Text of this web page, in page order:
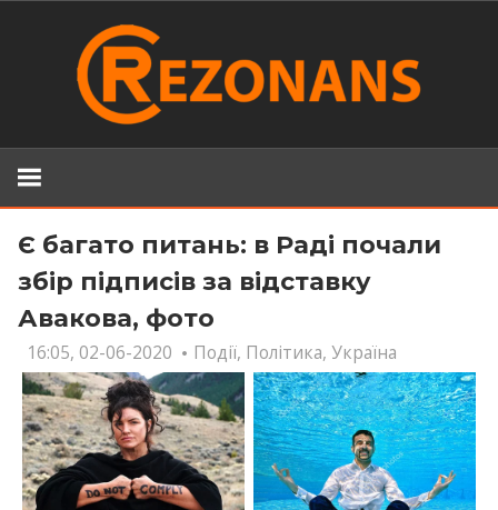
Є багато питань: в Раді почали
збір підписів за відставку
Авакова, фото
16:05, 02-06-2020 Події, Політика,Україна